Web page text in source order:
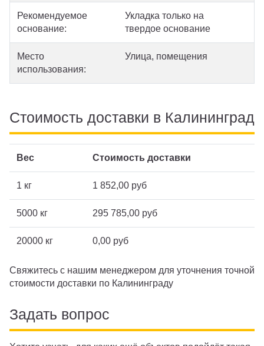
Рекомендуемое
основание:
Укладка только на
твердое основание
Место
использования:
Улица, помещения
Стоимость доставки в Калининград
Вес Стоимость доставки
1 кг 1 852,00 руб
5000 кг 295 785,00 руб
20000 кг 0,00 руб
Свяжитесь с нашим менеджером для уточнения точной
стоимости доставки по Калининграду
Задать вопрос